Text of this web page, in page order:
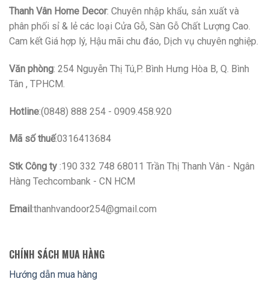
Thanh Vân Home Decor: Chuyên nhập khẩu, sản xuất và
phân phối sỉ & lẻ các loại Cửa Gỗ, Sàn Gỗ Chất Lượng Cao.
Cam kết Giá hợp lý, Hậu mãi chu đáo, Dịch vụ chuyên nghiệp.
Văn phòng: 254 Nguyễn Thị Tú,P. Bình Hưng Hòa B, Q. Bình
Tân , TPHCM.
Hotline:(0848) 888 254 - 0909.458.920
Mã số thuế:0316413684
Stk Công ty :190 332 748 68011 Trần Thị Thanh Vân - Ngân
Hàng Techcombank - CN HCM
Email:thanhvandoor254@gmail.com
CHÍNH SÁCH MUA HÀNG
Hướng dẫn mua hàng